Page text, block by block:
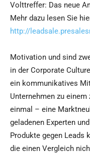
Volttreffer: Das neue
Mehr dazu lesen Sie
http://
Motivation und sind
in der Corporate
ein kommunikatives
Unternehmen zu
einmal – eine
geladenen Experten
Produkte gegen Leads
die einen Vergleich